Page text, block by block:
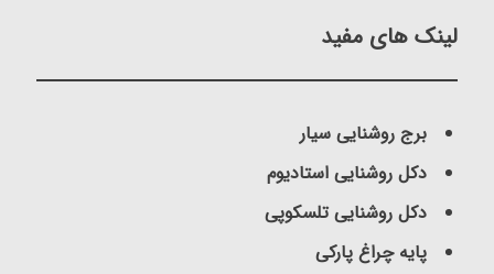
لینک های مفید
برج روشنایی سیار
دکل روشنایی استادیوم
دکل روشنایی تلسکوپی
پایه چراغ پارکی